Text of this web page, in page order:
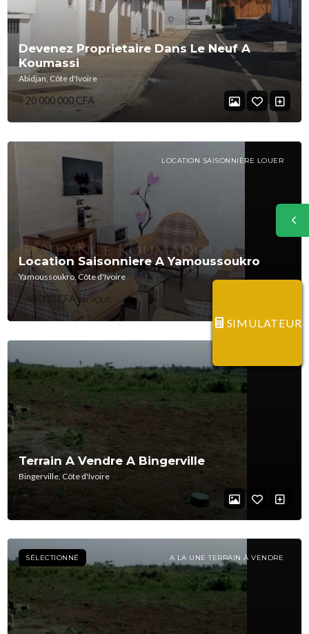
Devenez Proprietaire Dans Le Neuf A
Koumassi
Abidjan, Côte d'Ivoire
20 000 000 CFA
LOCATION SAISONNIÈRE LOUER
Location Saisonniere A Yamoussoukro
Yamoussoukro, Côte d'Ivoire
40 000 CFAPar JOUR
Terrain A Vendre A Bingerville
Bingerville, Côte d'Ivoire
9 000 000 CFA
SÉLECTIONNÉ A LA UNE TERRAIN À VENDRE
SIMULATEUR